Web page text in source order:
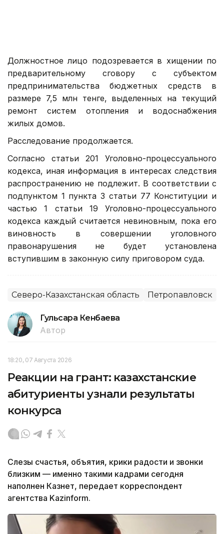
Должностное лицо подозревается в хищении по
предварительному сговору с субъектом
предпринимательства бюджетных средств в
размере 7,5 млн тенге, выделенных на текущий
ремонт систем отопления и водоснабжения
жилых домов.
Расследование продолжается.
Согласно статьи 201 Уголовно-процессуального
кодекса, иная информация в интересах следствия
распространению не подлежит. В соответствии с
подпунктом 1 пункта 3 статьи 77 Конституции и
частью 1 статьи 19 Уголовно-процессуального
кодекса каждый считается невиновным, пока его
виновность в совершении уголовного
правонарушения не будет установлена
вступившим в законную силу приговором суда.
Северо-Казахстанская область Петропавловск
Гульсара Кенбаева
Автор
18:20, 07 Августа 2026
Реакции на грант: казахстанские
абитуриенты узнали результаты
конкурса
Слезы счастья, объятия, крики радости и звонки
близким — именно такими кадрами сегодня
наполнен Казнет, передает корреспондент
агентства Kazinform.